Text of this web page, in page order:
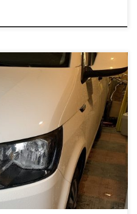
нем была установлена
а так же сажевый фильтр.
силы. Для большого
Будем отключать EGR
уровне. Начнём с
управления Delphi DCM6.2 #